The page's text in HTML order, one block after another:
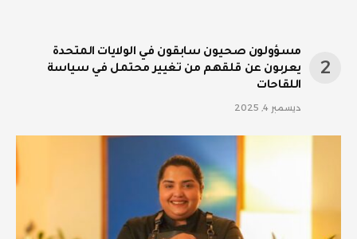
مسؤولون صحيون سابقون في الولايات المتحدة
يعربون عن قلقهم من تغيير محتمل في سياسة
اللقاحات
ديسمبر 4, 2025